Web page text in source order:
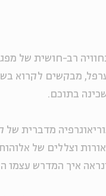
רב-חושית של
מבקשים לקרוא
בתוכם.
מדברית
וצללים של
איך המדרש עצמו